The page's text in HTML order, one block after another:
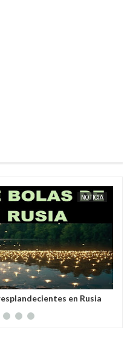
NOTICIA
en Rusia